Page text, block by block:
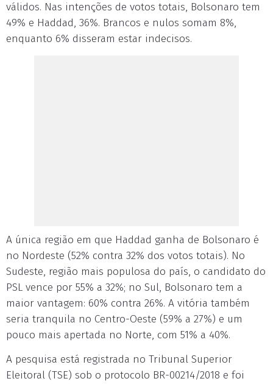
válidos. Nas intenções de votos totais, Bolsonaro tem
49% e Haddad, 36%. Brancos e nulos somam 8%,
enquanto 6% disseram estar indecisos.
A única região em que Haddad ganha de Bolsonaro é
no Nordeste (52% contra 32% dos votos totais). No
Sudeste, região mais populosa do país, o candidato do
PSL vence por 55% a 32%; no Sul, Bolsonaro tem a
maior vantagem: 60% contra 26%. A vitória também
seria tranquila no Centro-Oeste (59% a 27%) e um
pouco mais apertada no Norte, com 51% a 40%.
A pesquisa está registrada no Tribunal Superior
Eleitoral (TSE) sob o protocolo BR-00214/2018 e foi